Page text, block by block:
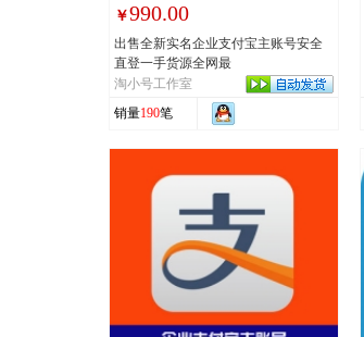
￥990.00
出售全新实名企业支付宝主账号安全
直登一手货源全网最
淘小号工作室
销量190笔